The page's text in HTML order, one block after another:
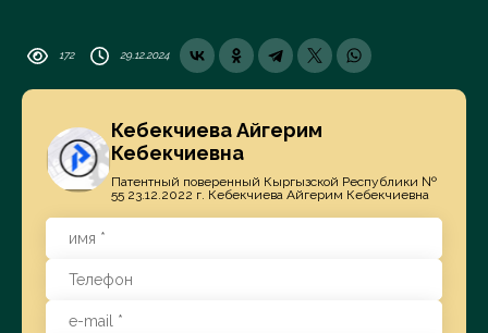
172 29.12.2024
Кебекчиева Айгерим
Кебекчиевна
Патентный поверенный Кыргызской Республики №
55 23.12.2022 г. Кебекчиева Айгерим Кебекчиевна